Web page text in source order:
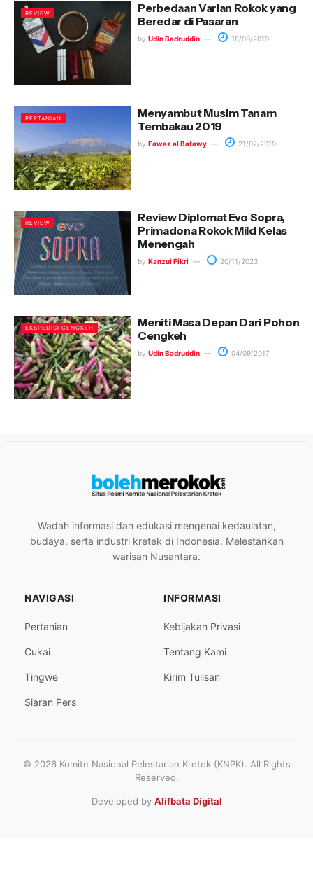
REVIEW
Perbedaan Varian Rokok yang
Beredar di Pasaran
by Udin Badruddin 18/09/2019
PERTANIAN
Menyambut Musim Tanam
Tembakau 2019
by Fawaz al Batawy 21/02/2019
REVIEW
Review Diplomat Evo Sopra,
Primadona Rokok Mild Kelas
Menengah
by Kanzul Fikri 20/11/2023
EKSPEDISI CENGKEH
Meniti Masa Depan Dari Pohon
Cengkeh
by Udin Badruddin 04/09/2017
Wadah informasi dan edukasi mengenai kedaulatan,
budaya, serta industri kretek di Indonesia. Melestarikan
warisan Nusantara.
NAVIGASI
Pertanian
Cukai
Tingwe
Siaran Pers
INFORMASI
Kebijakan Privasi
Tentang Kami
Kirim Tulisan
© 2026 Komite Nasional Pelestarian Kretek (KNPK). All Rights
Reserved.
Developed by Alifbata Digital